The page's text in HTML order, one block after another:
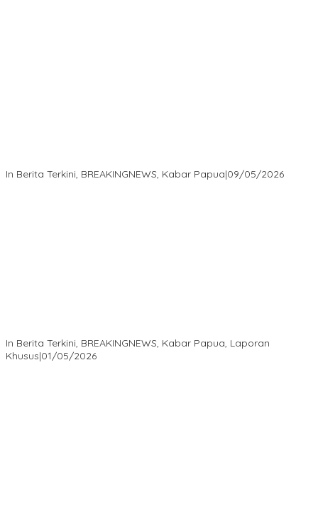
In Berita Terkini, BREAKINGNEWS, Kabar Papua|09/05/2026
In Berita Terkini, BREAKINGNEWS, Kabar Papua, Laporan
Khusus|01/05/2026